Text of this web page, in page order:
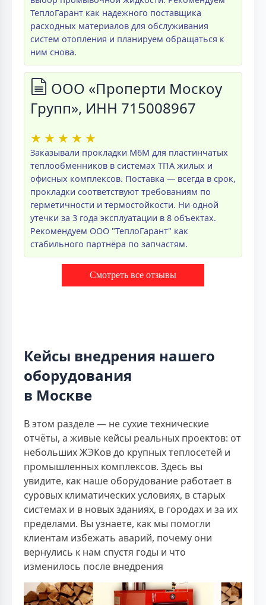
ТеплоГарант как надежного поставщика
расходных материалов для обслуживания
систем отопления и планируем обращаться к
ним снова.
ООО «Проперти Москоу
Групп», ИНН 715008967
★ ★ ★ ★ ★
Заказывали прокладки M6M для пластинчатых
теплообменников в системах ТПА жилых и
офисных комплексов. Поставка — всегда в срок,
прокладки соответствуют требованиям по
герметичности и термостойкости. Ни одной
утечки за 3 года эксплуатации в 8 объектах.
Рекомендуем ООО "ТеплоГарант" как
стабильного партнёра по запчастям.
Смотреть все отзывы
Кейсы внедрения нашего
оборудования
в Москве
В этом разделе — не сухие технические
отчёты, а живые кейсы реальных проектов: от
небольших ЖЭКов до крупных теплосетей и
промышленных комплексов. Здесь вы
увидите, как наше оборудование работает в
суровых климатических условиях, в старых
системах и в новых зданиях, в городах и за их
пределами. Вы узнаете, как мы помогли
клиентам избежать аварий, почему они
вернулись к нам спустя годы и что
изменилось после внедрения